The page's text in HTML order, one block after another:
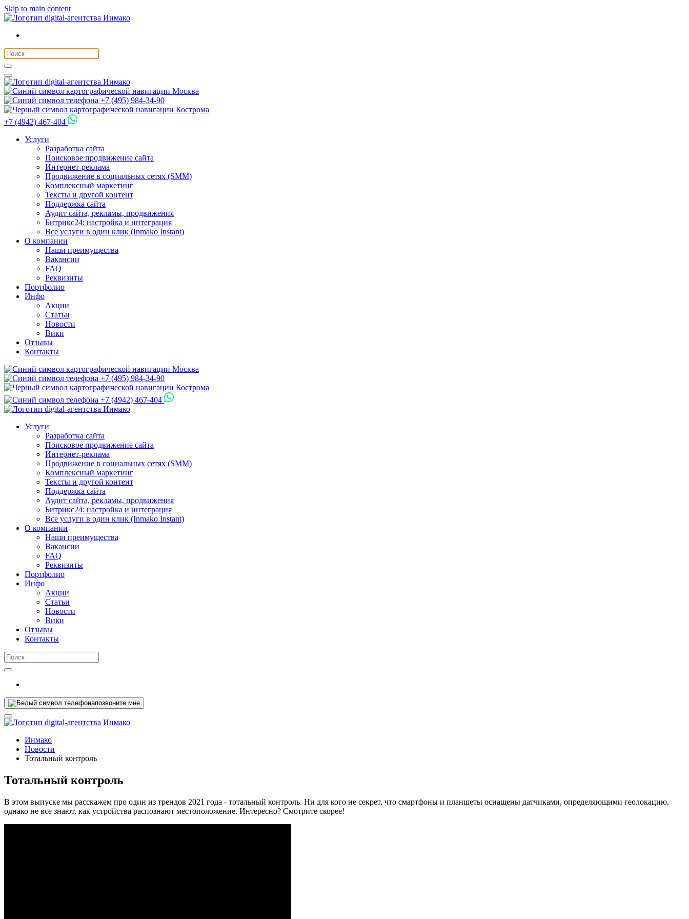
Skip to main content
Москва
+7 (495) 984-34-90
Кострома
+7 (4942) 467-404
Услуги
Разработка сайта
Поисковое продвижение сайта
Интернет-реклама
Продвижение в социальных сетях (SMM)
Комплексный маркетинг
Тексты и другой контент
Поддержка сайта
Аудит сайта, рекламы, продвижения
Битрикс24: настройка и интеграция
Все услуги в один клик (Inmako Instant)
О компании
Наши преимущества
Вакансии
FAQ
Реквизиты
Портфолио
Инфо
Акции
Статьи
Новости
Вики
Отзывы
Контакты
Москва
+7 (495) 984-34-90
Кострома
+7 (4942) 467-404
Услуги
Разработка сайта
Поисковое продвижение сайта
Интернет-реклама
Продвижение в социальных сетях (SMM)
Комплексный маркетинг
Тексты и другой контент
Поддержка сайта
Аудит сайта, рекламы, продвижения
Битрикс24: настройка и интеграция
Все услуги в один клик (Inmako Instant)
О компании
Наши преимущества
Вакансии
FAQ
Реквизиты
Портфолио
Инфо
Акции
Статьи
Новости
Вики
Отзывы
Контакты
позвоните мне
Инмако
Новости
Тотальный контроль
Тотальный контроль
В этом выпуске мы расскажем про один из трендов 2021 года - тотальный контроль. Ни для кого не секрет, что смартфоны и планшеты оснащены датчиками, определяющими геолокацию,
однако не все знают, как устройства распознают местоположение. Интересно? Смотрите скорее!